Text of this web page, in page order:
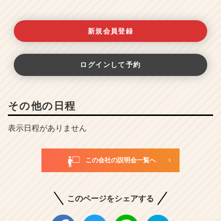
新規会員登録
ログインして予約
その他の日程
表示日程がありません
この会社の説明会一覧へ
このページをシェアする